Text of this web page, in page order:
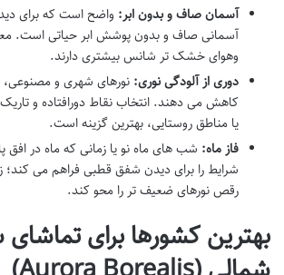
آسمان صاف و بدون ابر: واضح است که برای
آسمانی صاف و بدون پوشش ابر حیاتی است.
وهوای خشک تر شانس بیشتری دارند.
دوری از آلودگی نوری: نورهای شهری و
کاهش می دهند. انتخاب نقاط دورافتاده و
یا مناطق روستایی، بهترین گزینه است.
فاز ماه: شب های ماه نو یا زمانی که ماه در افق
شرایط را برای دیدن شفق قطبی فراهم می کند؛
رقص نورهای ضعیف تر را محو کند.
بهترین کشورها برای